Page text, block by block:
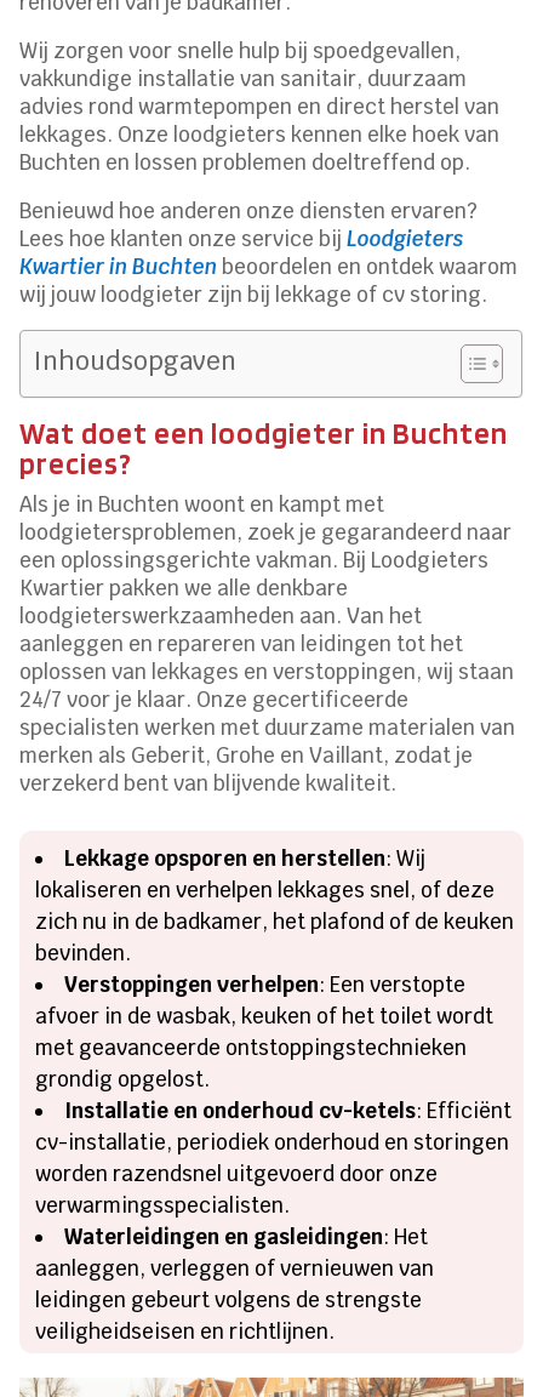
Wij zorgen voor snelle hulp bij spoedgevallen,
vakkundige installatie van sanitair, duurzaam
advies rond warmtepompen en direct herstel van
lekkages. Onze loodgieters kennen elke hoek van
Buchten en lossen problemen doeltreffend op.
Benieuwd hoe anderen onze diensten ervaren?
Lees hoe klanten onze service bijLoodgieters
Kwartier in Buchten beoordelen en ontdek waarom
wij jouw loodgieter zijn bij lekkage of cv storing.
Inhoudsopgaven
Wat doet een loodgieter in Buchten
precies?
Als je in Buchten woont en kampt met
loodgietersproblemen, zoek je gegarandeerd naar
een oplossingsgerichte vakman. Bij Loodgieters
Kwartier pakken we alle denkbare
loodgieterswerkzaamheden aan. Van het
aanleggen en repareren van leidingen tot het
oplossen van lekkages en verstoppingen, wij staan
24/7 voor je klaar. Onze gecertificeerde
specialisten werken met duurzame materialen van
merken als Geberit, Grohe en Vaillant, zodat je
verzekerd bent van blijvende kwaliteit.
Lekkage opsporen en herstellen: Wij
lokaliseren en verhelpen lekkages snel, of deze
zich nu in de badkamer, het plafond of de keuken
bevinden.
Verstoppingen verhelpen: Een verstopte
afvoer in de wasbak, keuken of het toilet wordt
met geavanceerde ontstoppingstechnieken
grondig opgelost.
Installatie en onderhoud cv-ketels: Efficiënt
cv-installatie, periodiek onderhoud en storingen
worden razendsnel uitgevoerd door onze
verwarmingsspecialisten.
Waterleidingen en gasleidingen: Het
aanleggen, verleggen of vernieuwen van
leidingen gebeurt volgens de strengste
veiligheidseisen en richtlijnen.